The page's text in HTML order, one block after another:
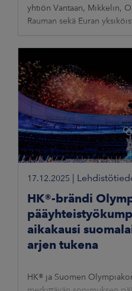
yhtiön Vantaan, Mikkelin,
Rauman sekä Euran
17.12.2025
HK®-brändi
aikakausi
arjen tukena
HK® ja Suomen